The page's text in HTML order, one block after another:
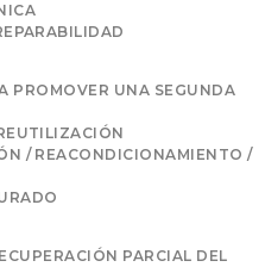
PROMOVER UNA SEGUNDA
/ REACONDICIONAMIENTO /
PARCIAL DEL